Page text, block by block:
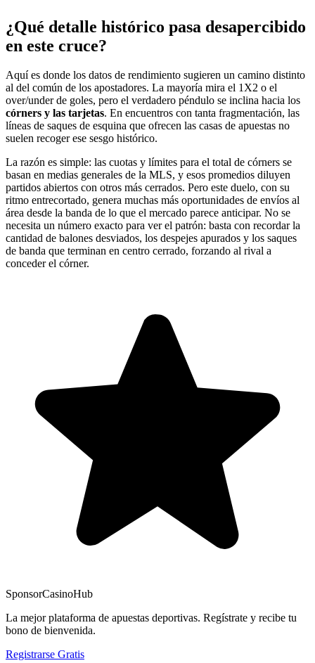
¿Qué detalle histórico pasa desapercibido
en este cruce?
Aquí es donde los datos de rendimiento sugieren un camino distinto
al del común de los apostadores. La mayoría mira el 1X2 o el
over/under de goles, pero el verdadero péndulo se inclina hacia los
córners y las tarjetas. En encuentros con tanta fragmentación, las
líneas de saques de esquina que ofrecen las casas de apuestas no
suelen recoger ese sesgo histórico.
La razón es simple: las cuotas y límites para el total de córners se
basan en medias generales de la MLS, y esos promedios diluyen
partidos abiertos con otros más cerrados. Pero este duelo, con su
ritmo entrecortado, genera muchas más oportunidades de envíos al
área desde la banda de lo que el mercado parece anticipar. No se
necesita un número exacto para ver el patrón: basta con recordar la
cantidad de balones desviados, los despejes apurados y los saques
de banda que terminan en centro cerrado, forzando al rival a
conceder el córner.
SponsorCasinoHub
La mejor plataforma de apuestas deportivas. Regístrate y recibe tu
bono de bienvenida.
Registrarse Gratis